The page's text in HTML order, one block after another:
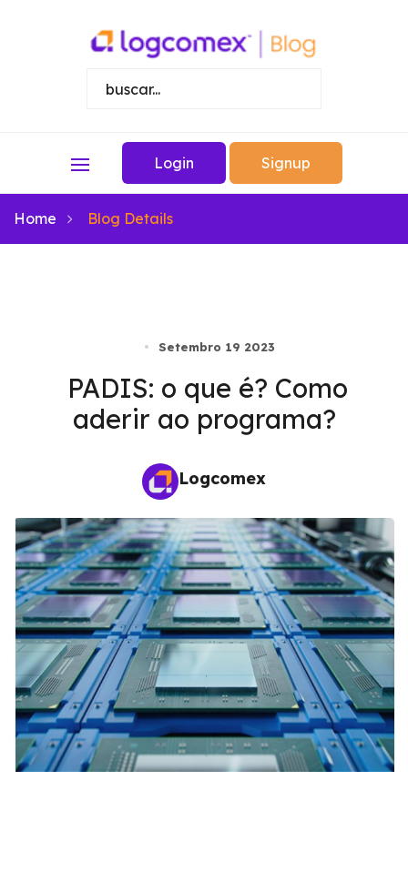
Login Signup
Home Blog Details
Setembro 19 2023
PADIS: o que é? Como
aderir ao programa?
Logcomex